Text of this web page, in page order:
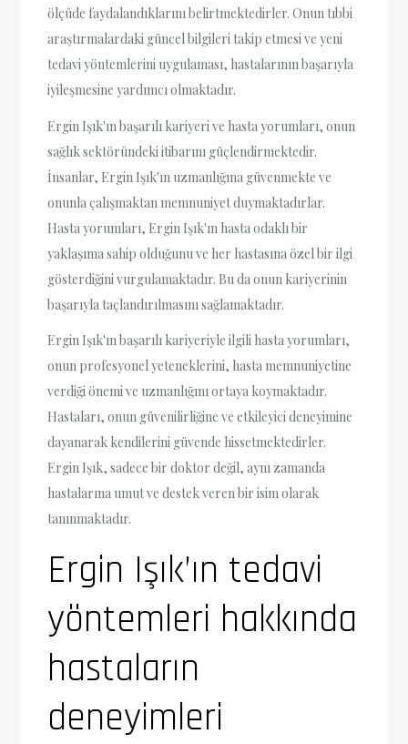
ölçüde faydalandıklarını belirtmektedirler. Onun tıbbi
araştırmalardaki güncel bilgileri takip etmesi ve yeni
tedavi yöntemlerini uygulaması, hastalarının başarıyla
iyileşmesine yardımcı olmaktadır.
Ergin Işık'ın başarılı kariyeri ve hasta yorumları, onun
sağlık sektöründeki itibarını güçlendirmektedir.
İnsanlar, Ergin Işık'ın uzmanlığına güvenmekte ve
onunla çalışmaktan memnuniyet duymaktadırlar.
Hasta yorumları, Ergin Işık'ın hasta odaklı bir
yaklaşıma sahip olduğunu ve her hastasına özel bir ilgi
gösterdiğini vurgulamaktadır. Bu da onun kariyerinin
başarıyla taçlandırılmasını sağlamaktadır.
Ergin Işık'ın başarılı kariyeriyle ilgili hasta yorumları,
onun profesyonel yeteneklerini, hasta memnuniyetine
verdiği önemi ve uzmanlığını ortaya koymaktadır.
Hastaları, onun güvenilirliğine ve etkileyici deneyimine
dayanarak kendilerini güvende hissetmektedirler.
Ergin Işık, sadece bir doktor değil, aynı zamanda
hastalarına umut ve destek veren bir isim olarak
tanınmaktadır.
Ergin Işık’ın tedavi
yöntemleri hakkında
hastaların
deneyimleri